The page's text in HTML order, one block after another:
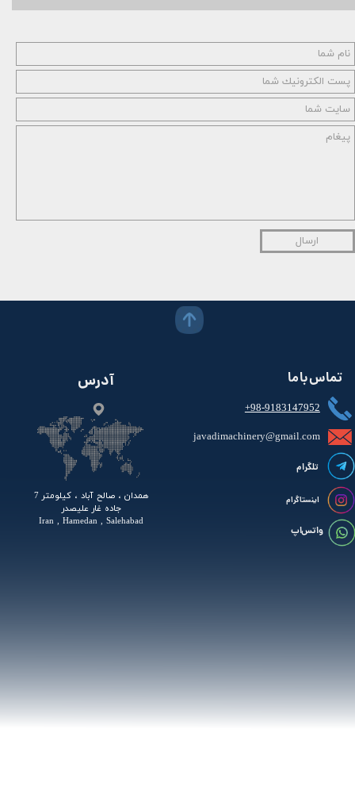
ارسال
+98-9183147952
همدان ، صالح آباد ، کیلومتر 7
جاده غار علیصدر
Iran , Hamedan , Salehabad
آدرس تماس با ما
اینستاگرام
javadimachinery@gmail.com​​​​​​​​
تلگرام
واتس اپ